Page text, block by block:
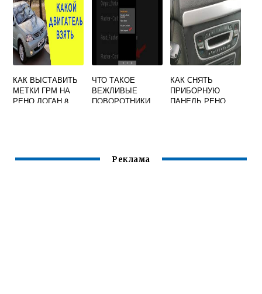
КАК ВЫСТАВИТЬ
МЕТКИ ГРМ НА
РЕНО ЛОГАН 8
ЧТО ТАКОЕ
ВЕЖЛИВЫЕ
ПОВОРОТНИКИ
КАК СНЯТЬ
ПРИБОРНУЮ
ПАНЕЛЬ РЕНО
Реклама